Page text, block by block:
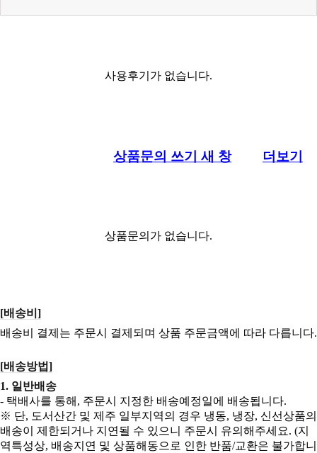
사용후기가 없습니다.
상품문의 쓰기 새 창 더보기
상품문의가 없습니다.
[배송비]
배송비 결제는 주문시 결제되며 상품 주문금액에 따라 다릅니다.
[배송방법]
1. 일반배송
- 택배사를 통해, 주문시 지정한 배송예정일에 배송됩니다.
※ 단, 도서산간 및 제주 일부지역의 경우 냉동, 냉장, 신선상품의
배송이 제한되거나 지연될 수 있으니 주문시 유의해주세요. (지
역특성상, 배송지연 및 상품해동으로 인한 반품/교환은 불가합니